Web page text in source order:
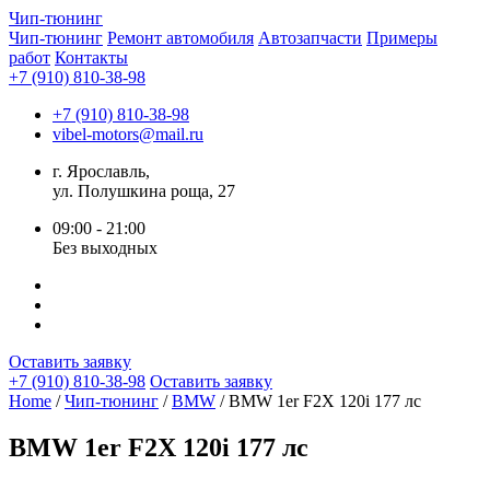
Чип-тюнинг
Чип-тюнинг Ремонт автомобиля Автозапчасти Примеры
работ Контакты
+7 (910) 810-38-98
+7 (910) 810-38-98
vibel-motors@mail.ru
г. Ярославль,
ул. Полушкина роща, 27
09:00 - 21:00
Без выходных
Оставить заявку
+7 (910) 810-38-98 Оставить заявку
Home /Чип-тюнинг /BMW / BMW 1er F2X 120i 177 лс
BMW 1er F2X 120i 177 лс